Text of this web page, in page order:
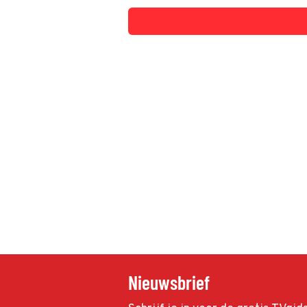
Nieuwsbrief